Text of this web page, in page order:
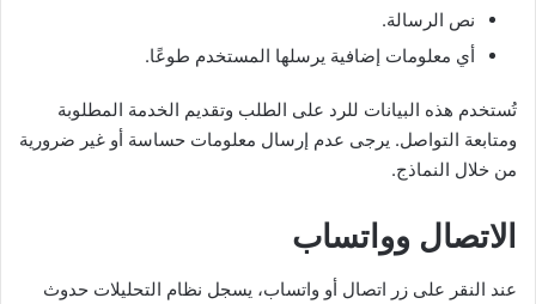
نص الرسالة.
أي معلومات إضافية يرسلها المستخدم طوعًا.
تُستخدم هذه البيانات للرد على الطلب وتقديم الخدمة المطلوبة
ومتابعة التواصل. يرجى عدم إرسال معلومات حساسة أو غير ضرورية
من خلال النماذج.
الاتصال وواتساب
عند النقر على زر اتصال أو واتساب، يسجل نظام التحليلات حدوث